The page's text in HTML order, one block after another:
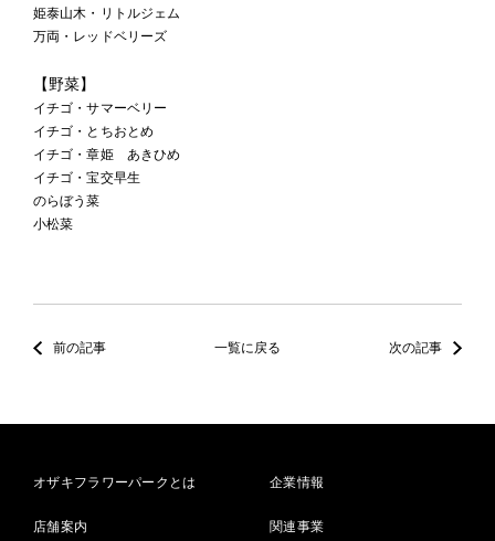
姫泰山木・リトルジェム
万両・レッドベリーズ
【野菜】
イチゴ・サマーベリー
イチゴ・とちおとめ
イチゴ・章姫 あきひめ
イチゴ・宝交早生
のらぼう菜
小松菜
前の記事 一覧に戻る 次の記事
オザキフラワーパークとは
店舗案内
企業情報
関連事業